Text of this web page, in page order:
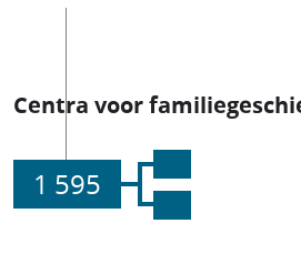
Centra voor
1 595